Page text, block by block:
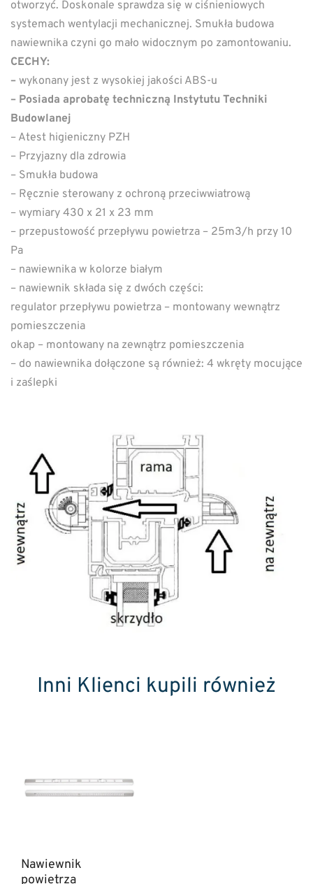
otworzyć. Doskonale sprawdza się w ciśnieniowych
systemach wentylacji mechanicznej. Smukła budowa
nawiewnika czyni go mało widocznym po zamontowaniu.
CECHY:
– wykonany jest z wysokiej jakości ABS-u
– Posiada aprobatę techniczną Instytutu Techniki
Budowlanej
– Atest higieniczny PZH
– Przyjazny dla zdrowia
– Smukła budowa
– Ręcznie sterowany z ochroną przeciwwiatrową
– wymiary 430 x 21 x 23 mm
– przepustowość przepływu powietrza – 25m3/h przy 10
Pa
– nawiewnika w kolorze białym
– nawiewnik składa się z dwóch części:
regulator przepływu powietrza – montowany wewnątrz
pomieszczenia
okap – montowany na zewnątrz pomieszczenia
– do nawiewnika dołączone są również: 4 wkręty mocujące
i zaślepki
Inni Klienci kupili również
Nawiewnik
powietrza